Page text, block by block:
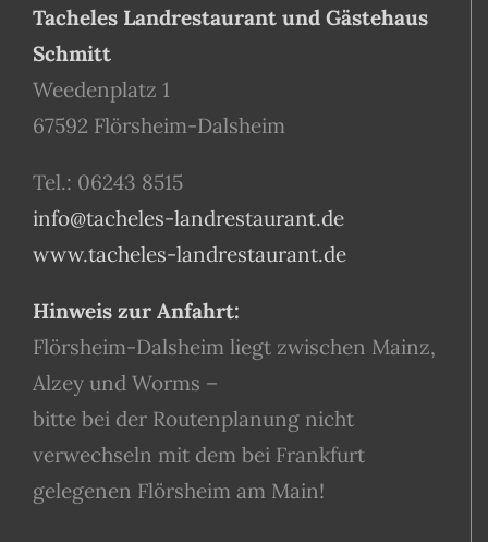
Tacheles Landrestaurant und Gästehaus
Schmitt
Weedenplatz 1
67592 Flörsheim-Dalsheim
Tel.: 06243 8515
info@tacheles-landrestaurant.de
www.tacheles-landrestaurant.de
Hinweis zur Anfahrt:
Flörsheim-Dalsheim liegt zwischen Mainz,
Alzey und Worms –
bitte bei der Routenplanung nicht
verwechseln mit dem bei Frankfurt
gelegenen Flörsheim am Main!